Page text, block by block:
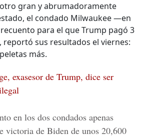
gran y abrumadoramente
el condado Milwaukee —en
para el que Trump pagó 3
reportó sus resultados el viernes:
más.
exasesor de Trump, dice ser
en los dos condados apenas
victoria de Biden de unos 20,600